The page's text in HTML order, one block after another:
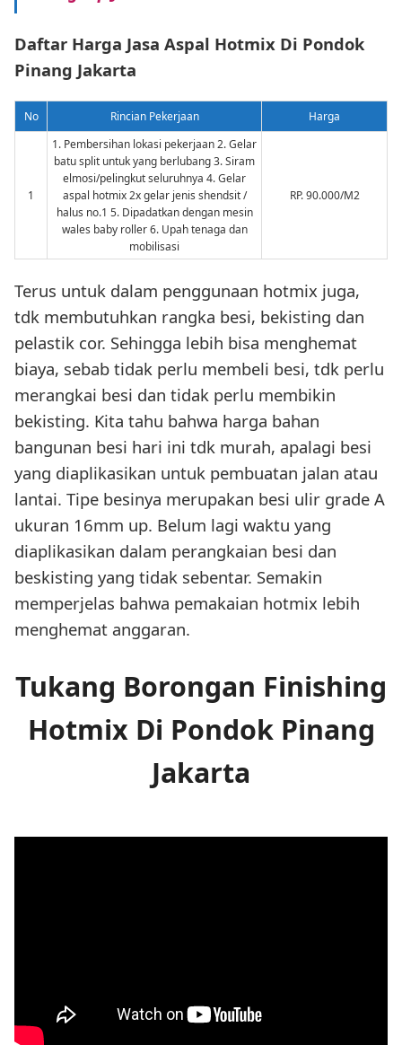
Daftar Harga Jasa Aspal Hotmix Di Pondok
Pinang Jakarta
No Rincian Pekerjaan Harga
1
1. Pembersihan lokasi pekerjaan 2. Gelar
batu split untuk yang berlubang 3. Siram
elmosi/pelingkut seluruhnya 4. Gelar
aspal hotmix 2x gelar jenis shendsit /
halus no.1 5. Dipadatkan dengan mesin
wales baby roller 6. Upah tenaga dan
mobilisasi
RP. 90.000/M2
Terus untuk dalam penggunaan hotmix juga,
tdk membutuhkan rangka besi, bekisting dan
pelastik cor. Sehingga lebih bisa menghemat
biaya, sebab tidak perlu membeli besi, tdk perlu
merangkai besi dan tidak perlu membikin
bekisting. Kita tahu bahwa harga bahan
bangunan besi hari ini tdk murah, apalagi besi
yang diaplikasikan untuk pembuatan jalan atau
lantai. Tipe besinya merupakan besi ulir grade A
ukuran 16mm up. Belum lagi waktu yang
diaplikasikan dalam perangkaian besi dan
beskisting yang tidak sebentar. Semakin
memperjelas bahwa pemakaian hotmix lebih
menghemat anggaran.
Tukang Borongan Finishing
Hotmix Di Pondok Pinang
Jakarta